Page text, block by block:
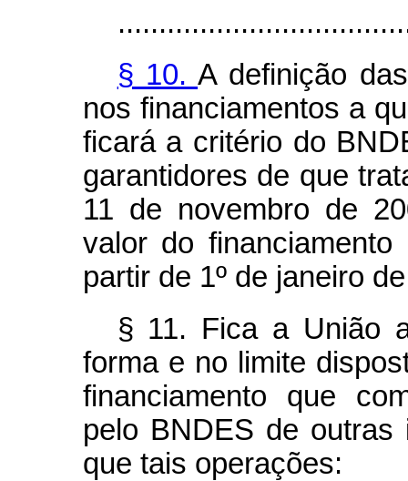
§ 10.A definição
nos financiamentos a
ficará a critério do
garantidores de que
11 de novembro de
valor do
partir de 1º de janeiro
§ 11. Fica a União
forma e no limite
financiamento que
pelo BNDES de outras
que tais operações: